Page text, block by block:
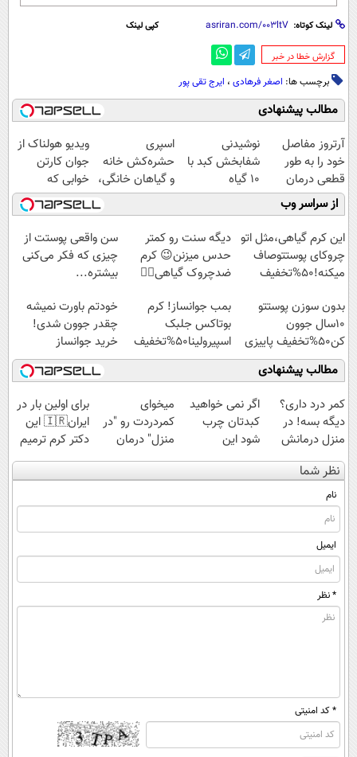
لینک کوتاه: کپی لینک
‌گزارش خطا در خبر
برچسب ها: اصغر فرهادی‌ ، ایرج تقی پور
مطالب پیشنهادی
آرتروز مفاصل
خود را به طور
قطعی درمان
کنید!
◗پرسش‌نامه◖
نوشیدنی
شفابخش کبد با
10 گیاه
موثر(تخفیف تا
امشب)
اسپری
حشره‌کش خانه
و گیاهان خانگی،
نابودکننده انواع
حشرات خانگی و
آفات
ویدیو هولناک از
جوان کارتن
خوابی که
میلیاردر شد.
آموزش رایگان
از سراسر وب
این کرم گیاهی،مثل اتو
چروکای پوستتوصاف
میکنه!50%تخفیف
دیگه سنت رو کمتر
حدس میزنن😉 کرم
ضدچروک گیاهی👈🏻
سن واقعی پوستت از
چیزی که فکر می‌کنی
بیشتره...
بدون سوزن پوستتو
10سال جوون
کن50%تخفیف پاییزی
بمب جوانساز! کرم
بوتاکس جلبک
اسپیرولینا50%تخفیف
خودتم باورت نمیشه
چقدر جوون شدی!
خرید جوانساز
اسپیرولینا با تخفیف
ویژه
مطالب پیشنهادی
کمر درد داری؟
دیگه بسه! در
منزل درمانش
کن
(◀پرسش‌نامه)
اگر نمی خواهید
کبدتان چرب
شود این
نوشیدنی خوش
طعم را بنوشید
میخوای
کمردردت رو "در
منزل" درمان
کنی؟ (◂فیلم +
◂پرسش‌نامه)
برای اولین بار در
ایران🇮🇷 این
دکتر کرم ترمیم
کننده 23 روزه
ساخت!
نظر شما
نام
ایمیل
* نظر
* کد امنیتی